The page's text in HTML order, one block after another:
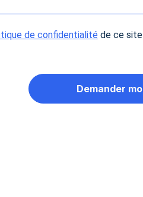
de confidentialité de ce site